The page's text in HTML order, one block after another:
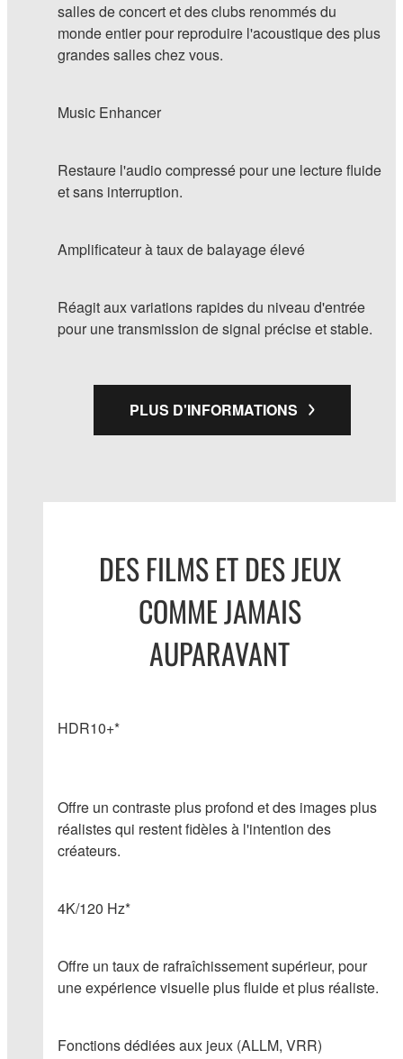
salles de concert et des clubs renommés du
monde entier pour reproduire l'acoustique des plus
grandes salles chez vous.
Music Enhancer
Restaure l'audio compressé pour une lecture fluide
et sans interruption.
Amplificateur à taux de balayage élevé
Réagit aux variations rapides du niveau d'entrée
pour une transmission de signal précise et stable.
PLUS D'INFORMATIONS
DES FILMS ET DES JEUX
COMME JAMAIS
AUPARAVANT
HDR10+*
Offre un contraste plus profond et des images plus
réalistes qui restent fidèles à l'intention des
créateurs.
4K/120 Hz*
Offre un taux de rafraîchissement supérieur, pour
une expérience visuelle plus fluide et plus réaliste.
Fonctions dédiées aux jeux (ALLM, VRR)